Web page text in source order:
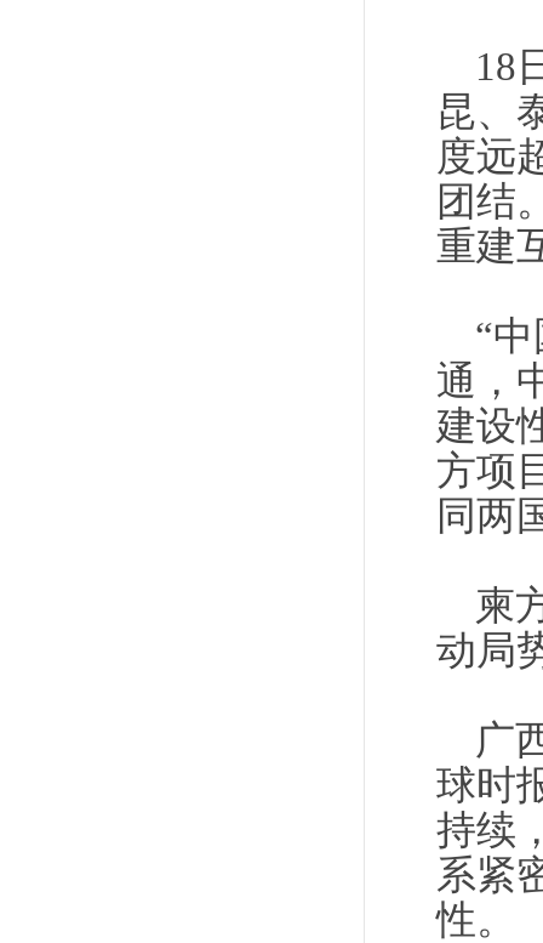
18
昆、
度远
团结
重建
“
通，
建设
方项
同两
柬
动局
广
球时
持续
系紧
性。